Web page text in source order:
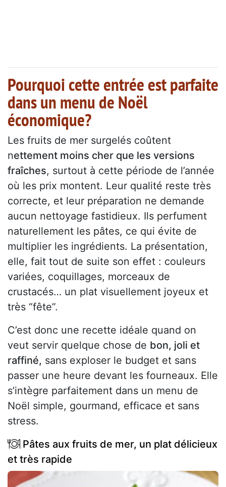
Pourquoi cette entrée est parfaite
dans un menu de Noël
économique?
Les fruits de mer surgelés coûtent
nettement moins cher que les versions
fraîches, surtout à cette période de l’année
où les prix montent. Leur qualité reste très
correcte, et leur préparation ne demande
aucun nettoyage fastidieux. Ils perfument
naturellement les pâtes, ce qui évite de
multiplier les ingrédients. La présentation,
elle, fait tout de suite son effet : couleurs
variées, coquillages, morceaux de
crustacés… un plat visuellement joyeux et
très “fête”.
C’est donc une recette idéale quand on
veut servir quelque chose de bon, joli et
raffiné, sans exploser le budget et sans
passer une heure devant les fourneaux. Elle
s’intègre parfaitement dans un menu de
Noël simple, gourmand, efficace et sans
stress.
Pâtes aux fruits de mer, un plat délicieux
et très rapide